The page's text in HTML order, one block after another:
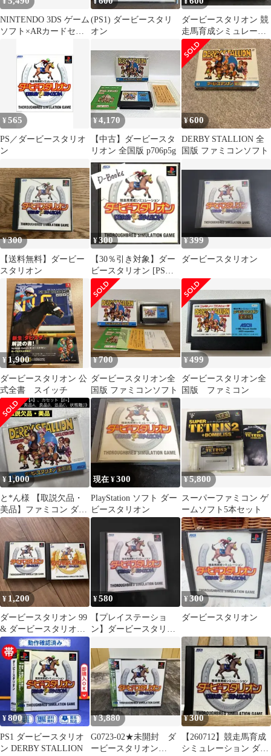
NINTENDO 3DS ゲーム
ソフト×ARカードセッ
(PS1) ダービースタリ
オン
ダービースタリオン 競
走馬育成シミュレーシ
ョン 帯・ハガキ付き❗️
¥565
PS／ダービースタリオ
ン
¥4,170
【中古】ダービースタ
リオン 全国版 p706p5g
¥600
DERBY STALLION 全
国版 ファミコンソフト
¥300
【送料無料】ダービー
スタリオン
¥300
【30％引き対象】ダー
ビースタリオン [PS／
PlayStation]
¥399
ダービースタリオン
¥ 1,900
ダービースタリオン 公
式全書 スイッチ
¥700
ダービースタリオン全
国版 ファミコンソフト
¥499
ダービースタリオン全
国版 ファミコン
¥ 1,000
と*ん様 【取説欠品・
美品】ファミコン ダー
ビースタリオン 全国版
現在 ¥300
PlayStation ソフト ダー
ビースタリオン
¥5,800
スーパーファミコン ゲ
ームソフト5本セット
¥ 1,200
ダービースタリオン 99
& ダービースタリオン
セット
¥580
【プレイステーショ
ン】ダービースタリオ
¥300
ダービースタリオン
¥800
PS1 ダービースタリオ
ン DERBY STALLION
¥3,880
G0723-02★未開封 ダ
ービースタリオン
¥300
【260712】競走馬育成
シミュレーション ダー